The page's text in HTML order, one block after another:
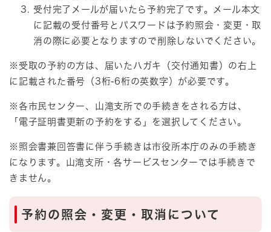
受付完了メールが届いたら予約完了です。メール本文
に記載の 受付番号とパスワードは予約照会・変更・取
消の際に必要となりますので削除しないでください。
※受取の予約の方は、届いたハガキ（交付通知書）の右上
に記載された番号（3桁-6桁の英数字）が必要です。
※各市民センター、山滝支所での手続きをされる方は、
「電子証明書更新の予約をする」を選択してください。
※照会書兼回答書に伴う手続きは市役所本庁のみの手続き
になります。山滝支所・各サービスセンターでは手続きで
きません。
予約の照会・変更・取消について